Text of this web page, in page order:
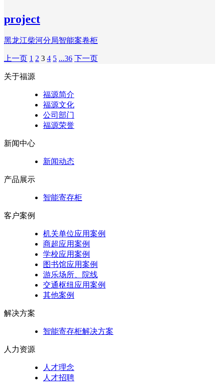
project
黑龙江柴河分局智能案卷柜
上一页 1 2 3 4 5 ...36 下一页
关于福源
福源简介
福源文化
公司部门
福源荣誉
新闻中心
新闻动态
产品展示
智能寄存柜
客户案例
机关单位应用案例
商超应用案例
学校应用案例
图书馆应用案例
游乐场所、院线
交通枢纽应用案例
其他案例
解决方案
智能寄存柜解决方案
人力资源
人才理念
人才招聘